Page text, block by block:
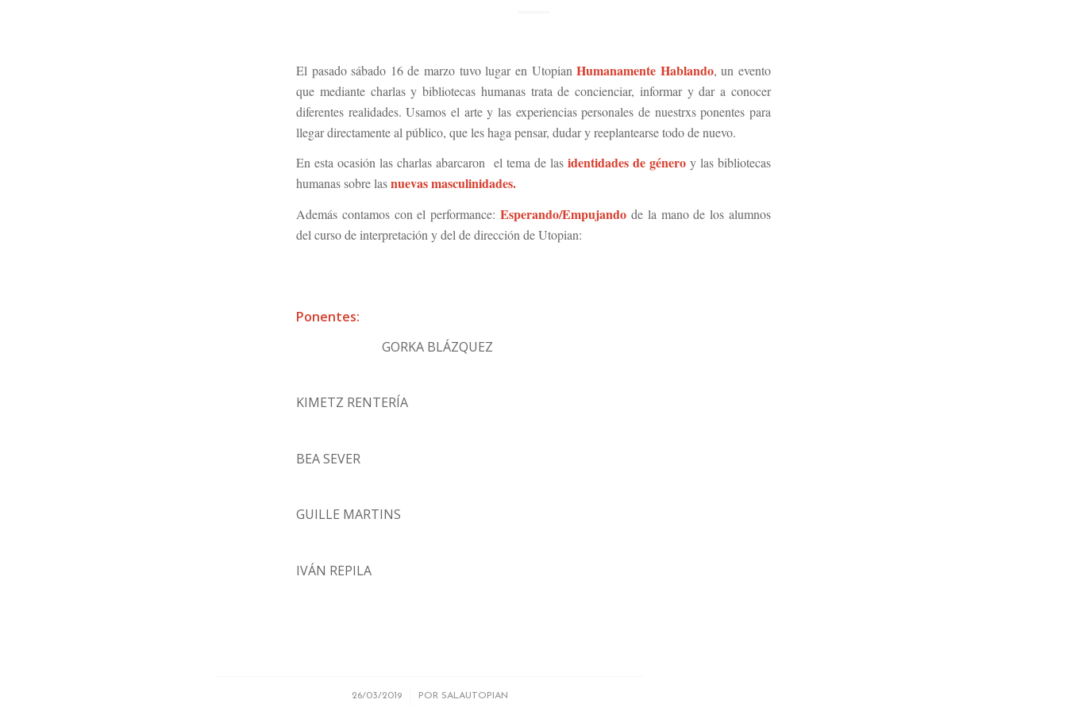
El pasado sábado 16 de marzo tuvo lugar en UtopianHumanamente Hablando, un evento
que mediante charlas y bibliotecas humanas trata de concienciar, informar y dar a conocer
diferentes realidades. Usamos el arte y las experiencias personales de nuestrxs ponentes para
llegar directamente al público, que les haga pensar, dudar y reeplantearse todo de nuevo.
En esta ocasión las charlas abarcaron el tema de las identidades de género y las bibliotecas
humanas sobre lasnuevas masculinidades.
Además contamos con el performance:Esperando/Empujando de la mano de los alumnos
del curso de interpretación y del de dirección de Utopian:
Ponentes:
GORKA BLÁZQUEZ
KIMETZ RENTERÍA
BEA SEVER
GUILLE MARTINS
IVÁN REPILA
26/03/2019
/ POR SALAUTOPIAN